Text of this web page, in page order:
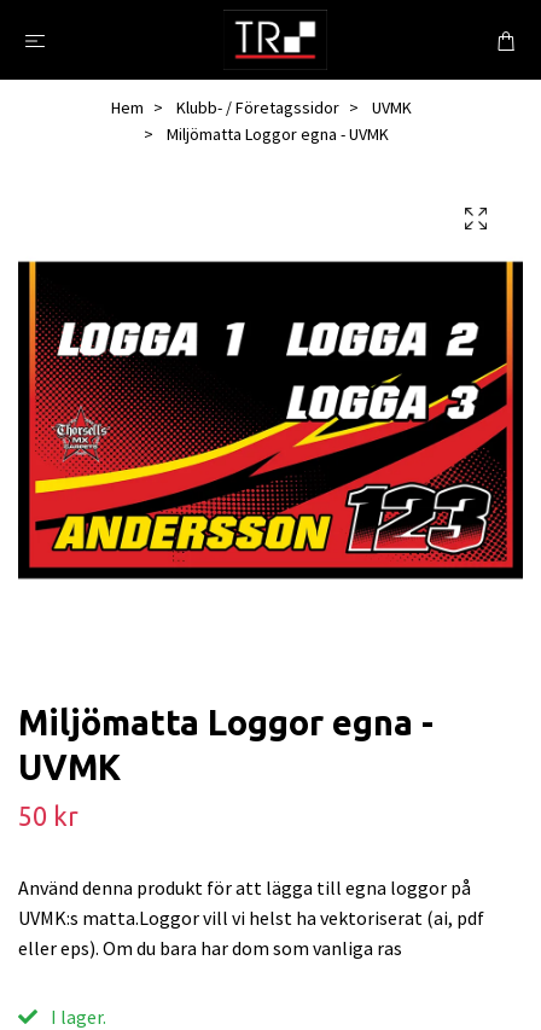
Hem Klubb- / Företagssidor
UVMK
Miljömatta Loggor egna - UVMK
Miljömatta Loggor egna -
UVMK
50 kr
Använd denna produkt för att lägga till egna loggor på
UVMK:s matta.Loggor vill vi helst ha vektoriserat (ai, pdf
eller eps). Om du bara har dom som vanliga ras
I lager.